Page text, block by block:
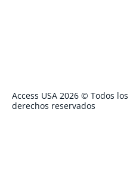
Access USA 2026 © Todos los
derechos reservados